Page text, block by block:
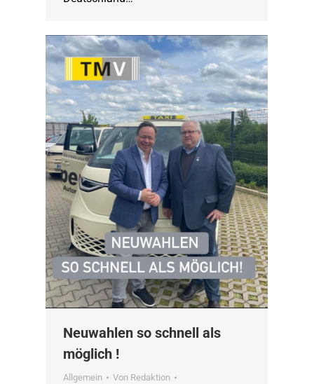
Neuwahlen so schnell als
möglich !
Allgemein Von Redaktion